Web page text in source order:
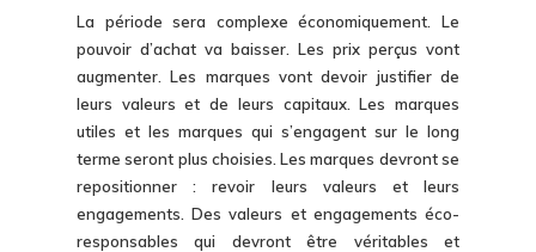
La période sera complexe économiquement. Le
pouvoir d’achat va baisser. Les prix perçus vont
augmenter. Les marques vont devoir justifier de
leurs valeurs et de leurs capitaux. Les marques
utiles et les marques qui s’engagent sur le long
terme seront plus choisies. Les marques devront se
repositionner : revoir leurs valeurs et leurs
engagements. Des valeurs et engagements éco-
responsables qui devront être véritables et